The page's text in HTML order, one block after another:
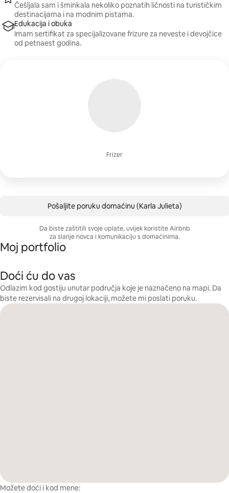
Frizer
Češljala sam i šminkala nekoliko poznatih ličnosti na turističkim
destinacijama i na modnim pistama.
Edukacija i obuka
Imam sertifikat za specijalizovane frizure za neveste i devojčice
od petnaest godina.
Pošaljite poruku domaćinu (Karla Julieta)
Da biste zaštitili svoje uplate, uvijek koristite Airbnb
za slanje novca i komunikaciju s domaćinima.
Moj portfolio
Doći ću do vas
Odlazim kod gostiju unutar područja koje je naznačeno na mapi. Da
biste rezervisali na drugoj lokaciji, možete mi poslati poruku.
Možete doći i kod mene: